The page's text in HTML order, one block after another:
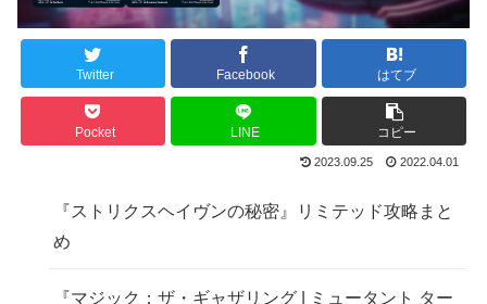
Twitter Facebook はてブ
Pocket LINE コピー
2023.09.25 2022.04.01
『ストリクスヘイヴンの秘密』リミテッド攻略まと
め
『マジック：ザ・ギャザリング | ミュータント ター